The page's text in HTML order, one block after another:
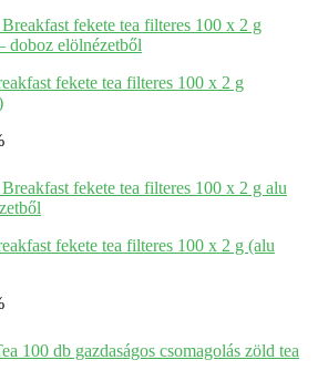
fekete tea filteres 100 x 2 g
fekete tea filteres 100 x 2 g (alu